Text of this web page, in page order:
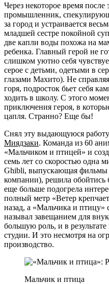
Через некоторое время
промышленник,
за город и устраивается
младшей сестре покойной
две капли воды похожа на
ребенка. Главный герой не
слишком уютно себя
серое с детьми, одетыми в
глазами Махито). Не
горя, подросток бьет себя
ходить в школу. С этого
приключения героя, в
цапля. Странно? Еще бы!
Снял эту выдающуюся
Миядзаки. Команда из 60
«Мальчиком и птицей» и
семь лет со скоростью одна
Ghibli, выпускающая фильмы
компании), решила обойтись
еще больше подогрела
полный метр «Ветер
назад, а «Мальчика и птицу»
называл завещанием для
большую роль, и в
студии. И это несмотря на
производство.
Мальчик и птица